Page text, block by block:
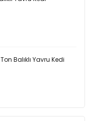
Balıklı Yavru Kedi